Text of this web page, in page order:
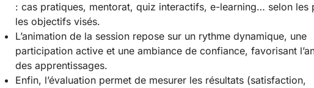
: cas pratiques, mentorat, quiz interactifs, e-learning… selon les
les objectifs visés.
L’animation de la session repose sur un rythme dynamique, une
participation active et une ambiance de confiance, favorisant
des apprentissages.
Enfin, l’évaluation permet de mesurer les résultats (satisfaction,